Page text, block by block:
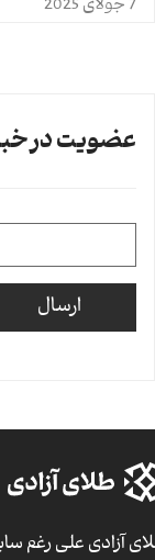
7 جولای 2025
عضویت در
آزادی علی رغم